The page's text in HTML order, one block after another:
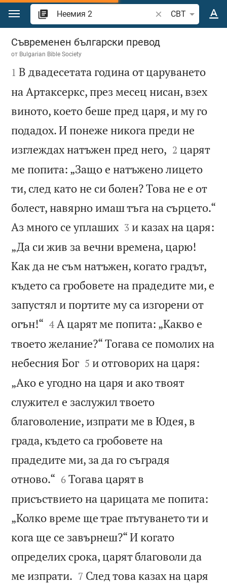
Преминете към съдържанието
Търсете стих или
CBT
Неемия 2
Съвременен български превод
от Bulgarian Bible Society

1 В двадесетата година от царуването
на Артаксеркс, през месец нисан, взех
виното, което беше пред царя, и му го
подадох. И понеже никога преди не
изглеждах натъжен пред него, 

2 царят
ме попита: „Защо е натъжено лицето
ти, след като не си болен? Това не е от
болест, навярно имаш тъга на сърцето.“
Аз много се уплаших
3 и казах на царя:
„Да си жив за вечни времена, царю!
Как да не съм натъжен, когато градът,
където са гробовете на прадедите ми, е
запустял и портите му са изгорени от
огън!“ 

4 А царят ме попита: „Какво е
твоето желание?“ Тогава се помолих на
небесния Бог
5 и отговорих на царя:
„Ако е угодно на царя и ако твоят
служител е заслужил твоето
благоволение, изпрати ме в Юдея, в
града, където са гробовете на
прадедите ми, за да го съградя
отново.“ 

6 Тогава царят в
присъствието на царицата ме попита:
„Колко време ще трае пътуването ти и
кога ще се завърнеш?“ И когато
определих срока, царят благоволи да
ме изпрати. 

7 След това казах на царя